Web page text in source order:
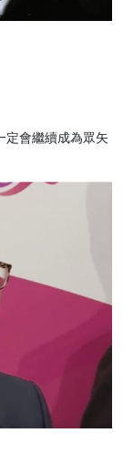
定會繼續成為眾矢